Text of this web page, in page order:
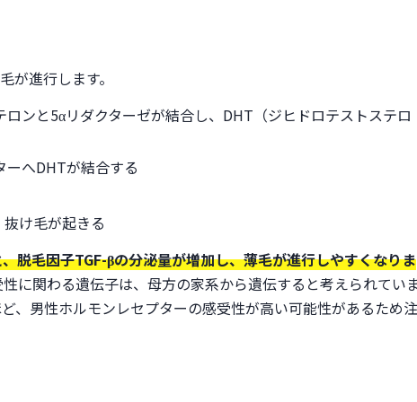
が進行します。
ンと5αリダクターゼが結合し、DHT（ジヒドロテストステロ
ーへDHTが結合する
け毛が起きる
脱毛因子TGF-βの分泌量が増加し、薄毛が進行しやすくなりま
に関わる遺伝子は、母方の家系から遺伝すると考えられてい
、男性ホルモンレセプターの感受性が高い可能性があるため注